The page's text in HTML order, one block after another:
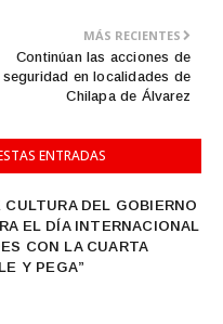
MÁS RECIENTES
Continúan las acciones de
seguridad en localidades de
Chilapa de Álvarez
ENTRADAS
CULTURA DEL GOBIERNO
EL DÍA INTERNACIONAL
CON LA CUARTA
Y PEGA”